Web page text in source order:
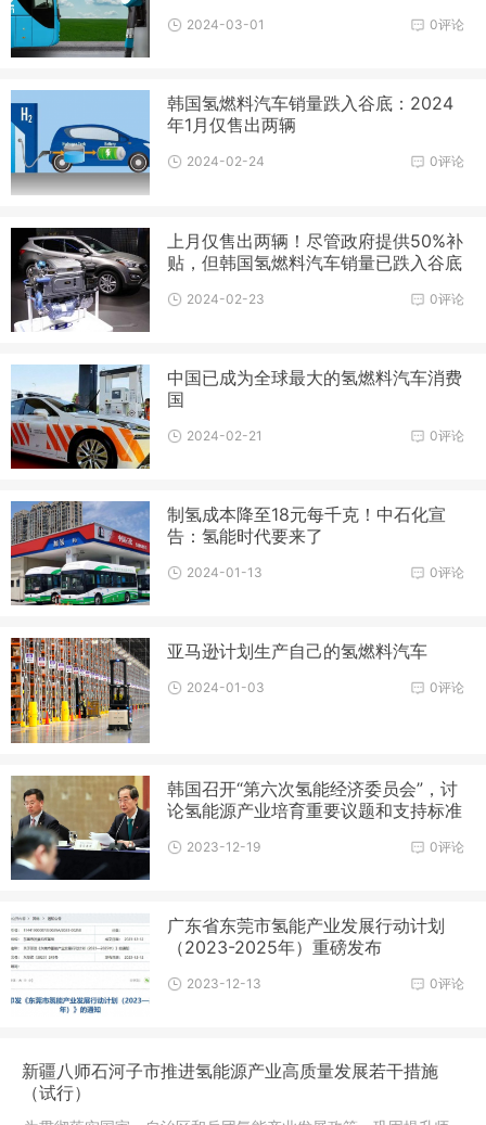
0评论
2024-03-01
韩国氢燃料汽车销量跌入谷底：2024
年1月仅售出两辆
0评论
2024-02-24
上月仅售出两辆！尽管政府提供50%补
贴，但韩国氢燃料汽车销量已跌入谷底
0评论
2024-02-23
中国已成为全球最大的氢燃料汽车消费
国
0评论
2024-02-21
制氢成本降至18元每千克！中石化宣
告：氢能时代要来了
0评论
2024-01-13
亚马逊计划生产自己的氢燃料汽车
0评论
2024-01-03
韩国召开“第六次氢能经济委员会”，讨
论氢能源产业培育重要议题和支持标准
0评论
2023-12-19
广东省东莞市氢能产业发展行动计划
（2023-2025年）重磅发布
0评论
2023-12-13
新疆八师石河子市推进氢能源产业高质量发展若干措施
（试行）